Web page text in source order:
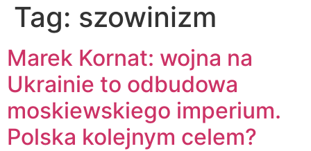
Tag: szowinizm
Marek Kornat: wojna na
Ukrainie to odbudowa
moskiewskiego imperium.
Polska kolejnym celem?